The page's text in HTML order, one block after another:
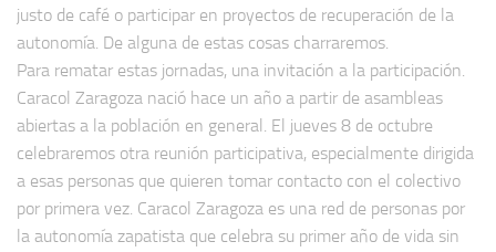
justo de café o participar en proyectos de recuperación de la
autonomía. De alguna de estas cosas charraremos.
Para rematar estas jornadas, una invitación a la participación.
Caracol Zaragoza nació hace un año a partir de asambleas
abiertas a la población en general. El jueves 8 de octubre
celebraremos otra reunión participativa, especialmente dirigida
a esas personas que quieren tomar contacto con el colectivo
por primera vez. Caracol Zaragoza es una red de personas por
la autonomía zapatista que celebra su primer año de vida sin